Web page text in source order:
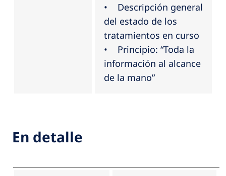
• Descripción general
del estado de los
tratamientos en curso
• Principio: “Toda la
información al alcance
de la mano”
En detalle